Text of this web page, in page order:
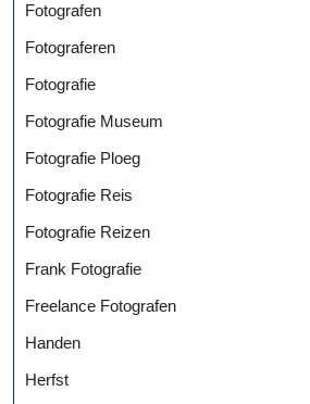
Fotografen
Fotograferen
Fotografie
Fotografie Museum
Fotografie Ploeg
Fotografie Reis
Fotografie Reizen
Frank Fotografie
Freelance Fotografen
Handen
Herfst